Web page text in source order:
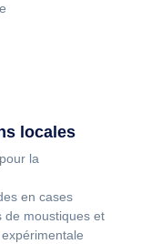
locales
la
en cases
de moustiques et